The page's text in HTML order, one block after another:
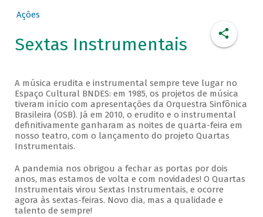
Ações
Sextas Instrumentais
A música erudita e instrumental sempre teve lugar no
Espaço Cultural BNDES: em 1985, os projetos de música
tiveram início com apresentações da Orquestra Sinfônica
Brasileira (OSB). Já em 2010, o erudito e o instrumental
definitivamente ganharam as noites de quarta-feira em
nosso teatro, com o lançamento do projeto Quartas
Instrumentais.
A pandemia nos obrigou a fechar as portas por dois
anos, mas estamos de volta e com novidades! O Quartas
Instrumentais virou Sextas Instrumentais, e ocorre
agora às sextas-feiras. Novo dia, mas a qualidade e
talento de sempre!